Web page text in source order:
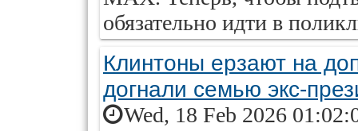
обязательно идти в
Клинтоны ерзают на
догнали семью
Wed, 18 Feb 2026